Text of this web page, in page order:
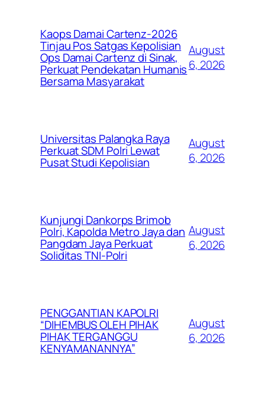
Kaops Damai Cartenz-2026
Tinjau Pos Satgas Kepolisian
Ops Damai Cartenz di Sinak,
Perkuat Pendekatan Humanis
Bersama Masyarakat
August
6, 2026
Universitas Palangka Raya
Perkuat SDM Polri Lewat
Pusat Studi Kepolisian
August
6, 2026
Kunjungi Dankorps Brimob
Polri, Kapolda Metro Jaya dan
Pangdam Jaya Perkuat
Soliditas TNI-Polri
August
6, 2026
PENGGANTIAN KAPOLRI
“DIHEMBUS OLEH PIHAK
PIHAK TERGANGGU
KENYAMANANNYA”
August
6, 2026